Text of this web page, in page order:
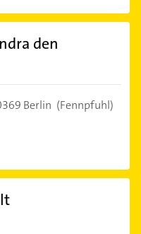
den
Berlin (Fennpfuhl)